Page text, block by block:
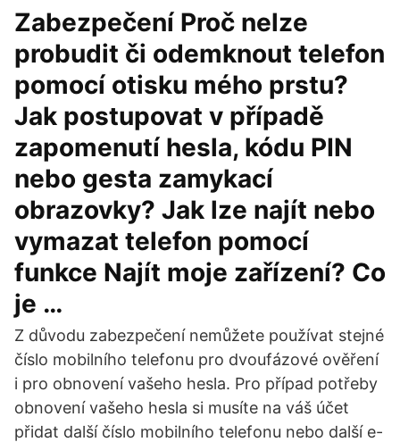
Zabezpečení Proč nelze
probudit či odemknout telefon
pomocí otisku mého prstu?
Jak postupovat v případě
zapomenutí hesla, kódu PIN
nebo gesta zamykací
obrazovky? Jak lze najít nebo
vymazat telefon pomocí
funkce Najít moje zařízení? Co
je …
Z důvodu zabezpečení nemůžete používat stejné
číslo mobilního telefonu pro dvoufázové ověření
i pro obnovení vašeho hesla. Pro případ potřeby
obnovení vašeho hesla si musíte na váš účet
přidat další číslo mobilního telefonu nebo další e-